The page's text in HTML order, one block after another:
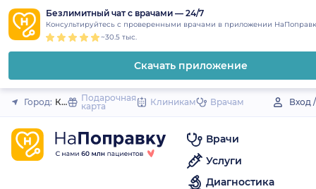
to
content
Безлимитный чат с врачами — 24/7
Консультируйтесь с проверенными врачами в приложении
~30.5 тыс.
Скачать приложение
Закрыть
Город: Кирс Подарочная
карта
Клиникам Врачам Вход
Врачи
Услуги
Диагностика